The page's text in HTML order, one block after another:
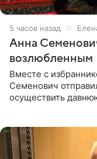
5 часов назад
Анна
возлюбленным
Вместе с
Семенович
осуществить